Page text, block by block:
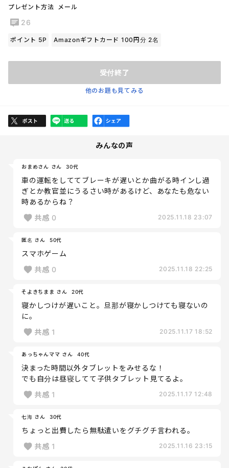
プレゼント方法
メール
26
ポイント 5P Amazonギフトカード 100円分 2名
受付終了
他のお題も見てみる
みんなの声
おまめさん さん 30代
車の運転をしててブレーキが遅いとか曲がる時インし過
ぎとか教官並にうるさい時があるけど、あなたも危ない
時あるからね？
共感 0 2025.11.18 23:07
匿名 さん 50代
スマホゲーム
共感 0 2025.11.18 22:25
そよきちまま さん 20代
寝かしつけが遅いこと。旦那が寝かしつけても寝ないの
に。
共感 1 2025.11.17 18:52
あっちゃんママ さん 40代
決まった時間以外タブレットをみせるな！
でも自分は昼寝してて子供タブレット見てるよ。
共感 1 2025.11.17 12:48
七海 さん 30代
ちょっと出費したら無駄遣いをグチグチ言われる。
共感 1 2025.11.16 23:15